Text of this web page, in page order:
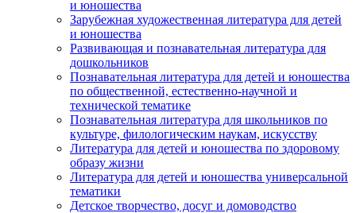
и юношества
Зарубежная художественная литература для детей
и юношества
Развивающая и познавательная литература для
дошкольников
Познавательная литература для детей и юношества
по общественной, естественно-научной и
технической тематике
Познавательная литература для школьников по
культуре, филологическим наукам, искусству
Литература для детей и юношества по здоровому
образу жизни
Литература для детей и юношества универсальной
тематики
Детское творчество, досуг и домоводство